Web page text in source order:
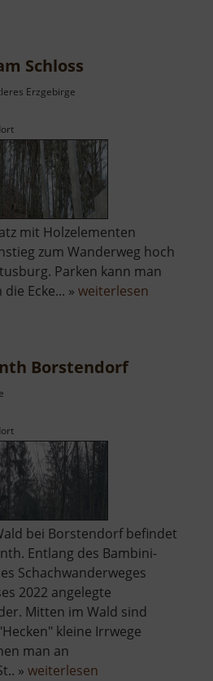
Schloss
Erzgebirge
mit Holzelementen
zum Wanderweg hoch
Parken kann man
Ecke... » weiterlesen
Borstendorf
bei Borstendorf befindet
Entlang des Bambini-
Schachwanderweges
2022 angelegte
Mitten im Wald sind
kleine Irrwege
man an
» weiterlesen